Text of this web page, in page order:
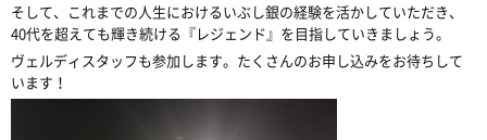
そして、これまでの人生におけるいぶし銀の経験を活かしていただき、
40代を超えても輝き続ける『レジェンド』を目指していきましょう。
ヴェルディスタッフも参加します。たくさんのお申し込みをお待ちして
います！